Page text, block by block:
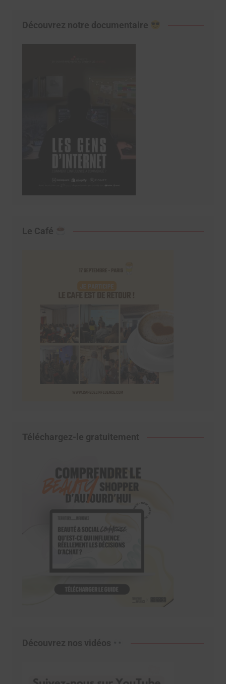
Découvrez notre documentaire
Le Café
Téléchargez-le gratuitement
Découvrez nos vidéos